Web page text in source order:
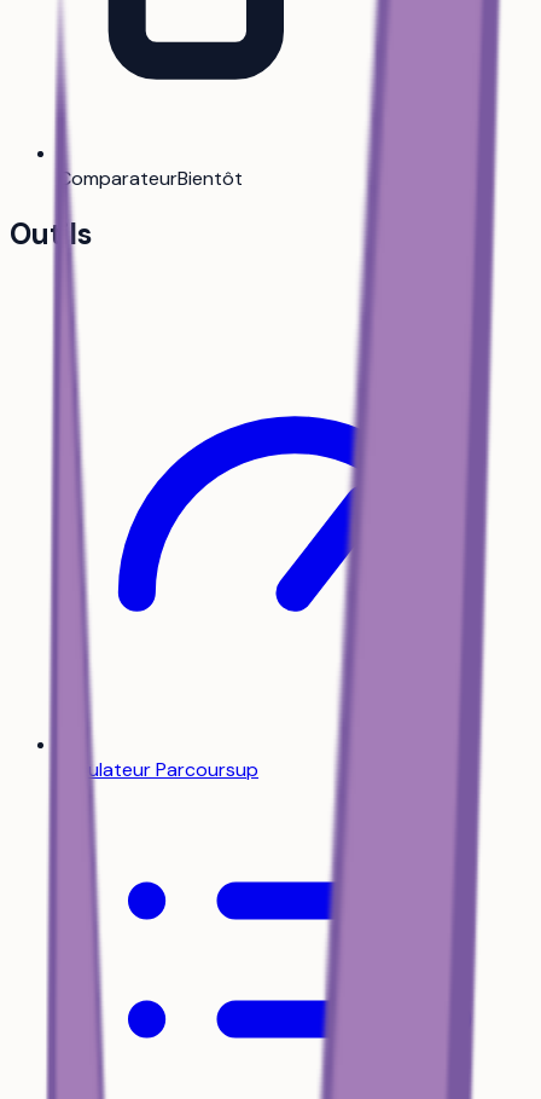
ComparateurBientôt
Outils
Simulateur Parcoursup